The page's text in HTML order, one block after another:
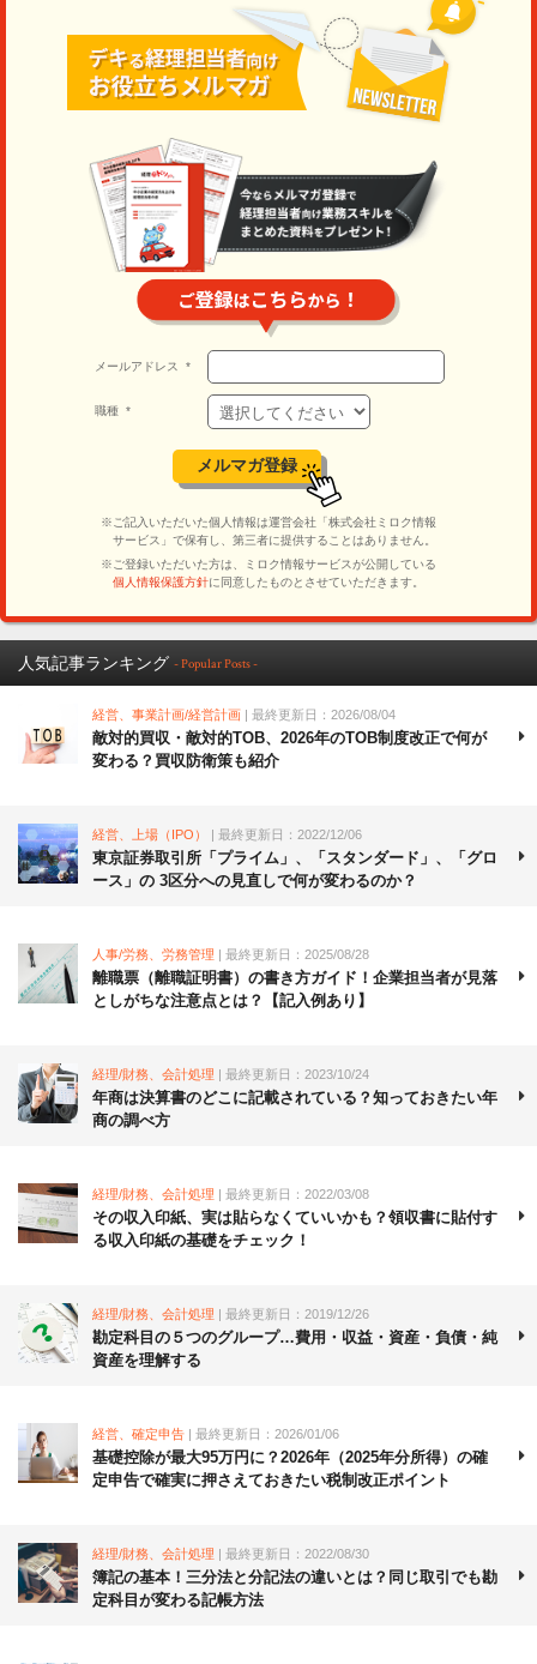
人気記事ランキング - Popular Posts -
経営、事業計画/経営計画 | 最終更新日：2026/08/04
敵対的買収・敵対的TOB、2026年のTOB制度改正で何が
変わる？買収防衛策も紹介
経営、上場（IPO） | 最終更新日：2022/12/06
東京証券取引所「プライム」、「スタンダード」、「グロ
ース」の 3区分への見直しで何が変わるのか？
人事/労務、労務管理 | 最終更新日：2025/08/28
離職票（離職証明書）の書き方ガイド！企業担当者が見落
としがちな注意点とは？【記入例あり】
経理/財務、会計処理 | 最終更新日：2023/10/24
年商は決算書のどこに記載されている？知っておきたい年
商の調べ方
経理/財務、会計処理 | 最終更新日：2022/03/08
その収入印紙、実は貼らなくていいかも？領収書に貼付す
る収入印紙の基礎をチェック！
経理/財務、会計処理 | 最終更新日：2019/12/26
勘定科目の５つのグループ…費用・収益・資産・負債・純
資産を理解する
経営、確定申告 | 最終更新日：2026/01/06
基礎控除が最大95万円に？2026年（2025年分所得）の確
定申告で確実に押さえておきたい税制改正ポイント
経理/財務、会計処理 | 最終更新日：2022/08/30
簿記の基本！三分法と分記法の違いとは？同じ取引でも勘
定科目が変わる記帳方法